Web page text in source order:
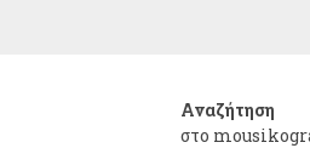
Αναζήτηση
στο